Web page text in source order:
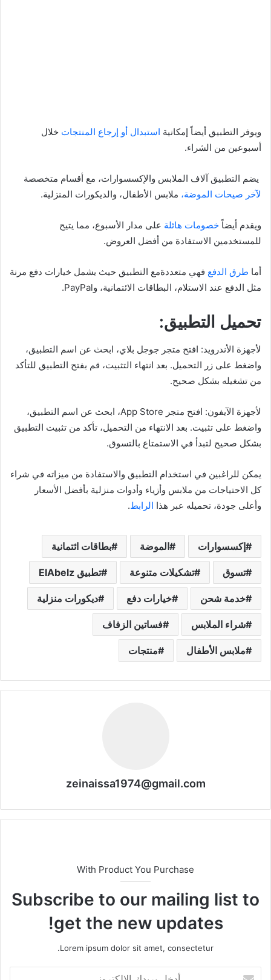
ويوفر التطبيق أيضاً إمكانية استبدال أو إرجاع المنتجات خلال
أسبوعين من الشراء.
يضم التطبيق آلاف الملابس والإكسسوارات، مع أقسام متخصصة
لآخر صيحات الموضة، ملابس الأطفال، والديكورات المنزلية.
ويقدم أيضاً خصومات هائلة على مدار الأسبوع، مما يتيح
للمستخدمين الاستفادة من أفضل العروض.
أما طرق الدفع فهي متعددةمع التطبيق حيث يشمل خيارات دفع مرنة
مثل الدفع عند الاستلام، البطاقات الائتمانية، وPayPal.
تحميل التطبيق:
لأجهزة الأندرويد: افتح متجر جوجل بلاي، ابحث عن اسم التطبيق،
واضغط على زر التحميل. بعد انتهاء التثبيت، قم بفتح التطبيق للتأكد
من تشغيله بشكل صحيح.
لأجهزة الآيفون: افتح متجر App Store، ابحث عن اسم التطبيق،
واضغط على تثبيت. بعد الانتهاء من التحميل، تأكد من تثبيت التطبيق
بشكل صحيح لتبدأ في الاستمتاع بالتسوق.
يمكن للراغبين في استخدام التطبيق والاستفادة من ميزاته في شراء
كل الاحتياجات من ملابس وأزياء وأدوات منزلية بأفضل الأسعار
وأعلى جودة، تحميله عبر هذا الرابط.
إكسسوارات الموضة بطاقات ائتمانية
تسوق تشكيلات متنوعة تطبيق ElAbelz
خدمة شحن خيارات دفع ديكورات منزلية
شراء الملابس فساتين الزفاف
ملابس الأطفال منتجات
zeinaissa1974@gmail.com
With Product You Purchase
Subscribe to our mailing list to
get the new updates!
Lorem ipsum dolor sit amet, consectetur.